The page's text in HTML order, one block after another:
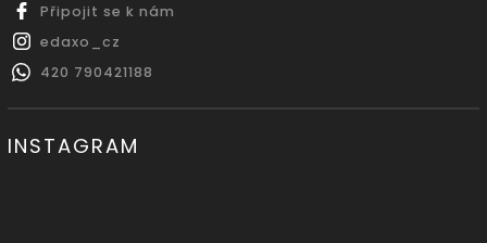
Připojit se k nám
edaxo_cz
420 790421188
INSTAGRAM